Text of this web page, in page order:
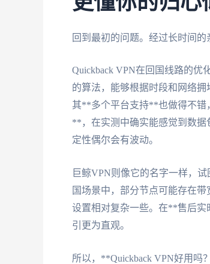
回到最初的问题。经过长时间
Quickback VPN在回国线路的
的算法，能够根据时段和网络
其**多个平台支持**也做得不
**，在实测中确实能感觉到数据
定性偶尔会有波动。
巨鲸VPN则像它的名字一样，
国场景中，部分节点可能存在
设置相对复杂一些。在**售后实
引更为直观。
所以，**Quickback VPN好用吗